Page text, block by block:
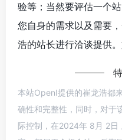
验等；当然要评估一个
您自身的需求以及需要
浩的站长进行洽谈提供
本站OpenI提供的崔龙浩都
确性和完整性，同时，对于
际控制，在2024年 8月 2